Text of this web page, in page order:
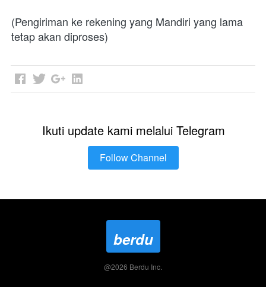
(Pengiriman ke rekening yang Mandiri yang lama
tetap akan diproses)
Ikuti update kami melalui Telegram
`Follow Channel
berdu
@2026 Berdu Inc.